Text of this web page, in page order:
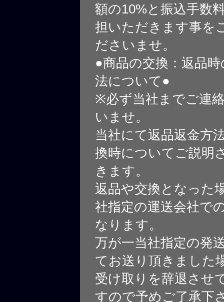
額の10%と振込手数
担いただきます事を
ださいませ。
●商品の交換：返品
法について●
※必ず当社までご連
いませ。
当社にて返品返金方
換時についてご説明
きます。
返品や交換となった
社指定の運送会社で
なります。
万が一当社指定の発
てお送り頂きました
受け取りを辞退させ
すので予めご了承下